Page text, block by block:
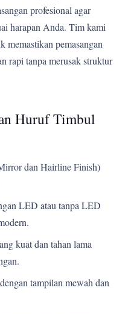
profesional agar
harapan Anda. Tim kami
memastikan pemasangan
rapi tanpa merusak struktur
Huruf Timbul
dan Hairline Finish)
LED atau tanpa LED
kuat dan tahan lama
dengan tampilan mewah dan